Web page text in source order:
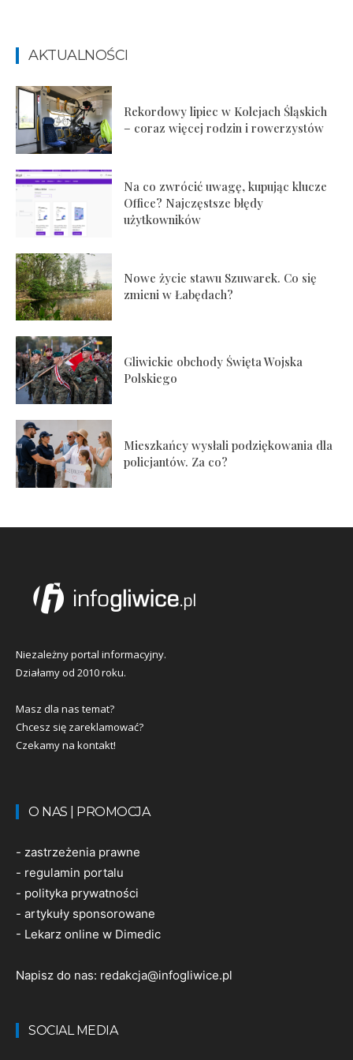
AKTUALNOŚCI
Rekordowy lipiec w Kolejach Śląskich
– coraz więcej rodzin i rowerzystów
Na co zwrócić uwagę, kupując klucze
Office? Najczęstsze błędy
użytkowników
Nowe życie stawu Szuwarek. Co się
zmieni w Łabędach?
Gliwickie obchody Święta Wojska
Polskiego
Mieszkańcy wysłali podziękowania dla
policjantów. Za co?
Niezależny portal informacyjny.
Działamy od 2010 roku.
Masz dla nas temat?
Chcesz się zareklamować?
Czekamy na kontakt!
O NAS | PROMOCJA
- zastrzeżenia prawne
- regulamin portalu
- polityka prywatności
- artykuły sponsorowane
- Lekarz online w Dimedic
Napisz do nas: redakcja@infogliwice.pl
SOCIAL MEDIA